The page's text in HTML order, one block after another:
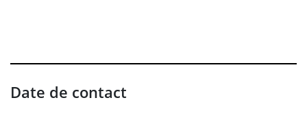
Date de contact